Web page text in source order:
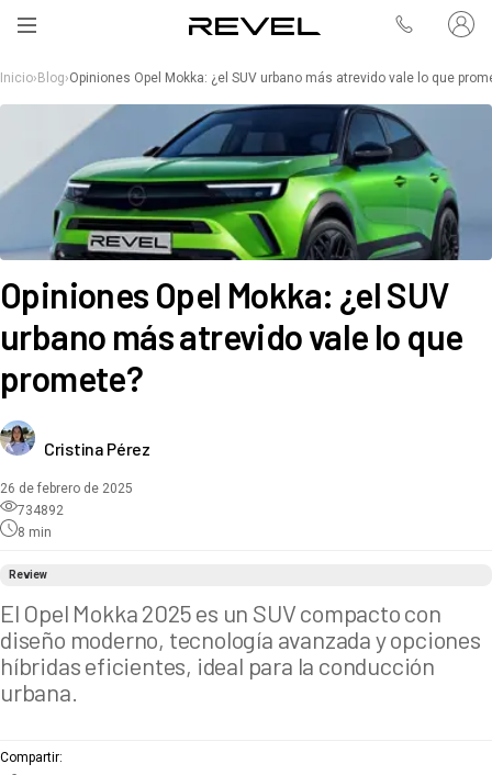
Inicio› Blog›Opiniones Opel Mokka: ¿el SUV urbano más atrevido vale lo que
Opiniones Opel Mokka: ¿el SUV
urbano más atrevido vale lo que
promete?
Cristina Pérez
26 de febrero de 2025
734892
8 min
Review
El Opel Mokka 2025 es un SUV compacto con
diseño moderno, tecnología avanzada y opciones
híbridas eficientes, ideal para la conducción
urbana.
Compartir: